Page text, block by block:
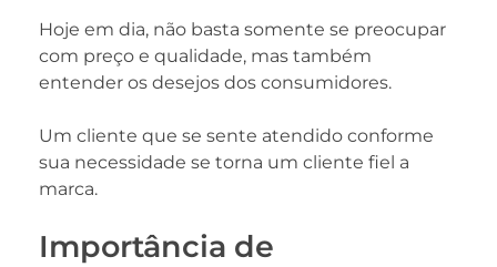
Hoje em dia, não basta somente se preocupar
com preço e qualidade, mas também
entender os desejos dos consumidores.
Um cliente que se sente atendido conforme
sua necessidade se torna um cliente fiel a
marca.
Importância de